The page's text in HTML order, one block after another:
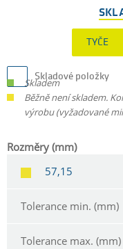
TYČE
Skladové položky
Skladem
Běžně není skladem.
výrobu (vyžadované
Rozměry (mm)
57,15
Tolerance min. (mm)
Tolerance max. (mm)